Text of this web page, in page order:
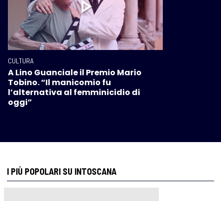
CULTURA
A Lino Guanciale il Premio Mario
Tobino. “Il manicomio fu
l’alternativa al femminicidio di
oggi”
I PIÙ POPOLARI SU INTOSCANA